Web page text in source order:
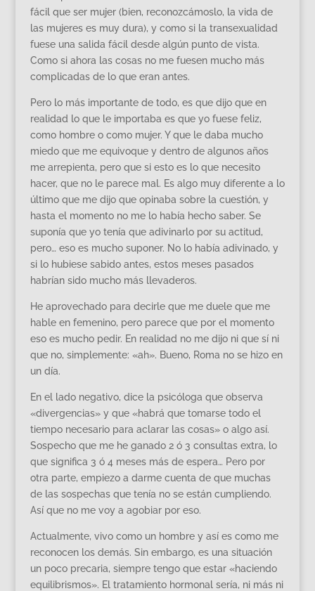
fácil que ser mujer (bien, reconozcámoslo, la vida de
las mujeres es muy dura), y como si la transexualidad
fuese una salida fácil desde algún punto de vista.
Como si ahora las cosas no me fuesen mucho más
complicadas de lo que eran antes.
Pero lo más importante de todo, es que dijo que en
realidad lo que le importaba es que yo fuese feliz,
como hombre o como mujer. Y que le daba mucho
miedo que me equivoque y dentro de algunos años
me arrepienta, pero que si esto es lo que necesito
hacer, que no le parece mal. Es algo muy diferente a lo
último que me dijo que opinaba sobre la cuestión, y
hasta el momento no me lo había hecho saber. Se
suponía que yo tenía que adivinarlo por su actitud,
pero… eso es mucho suponer. No lo había adivinado, y
si lo hubiese sabido antes, estos meses pasados
habrían sido mucho más llevaderos.
He aprovechado para decirle que me duele que me
hable en femenino, pero parece que por el momento
eso es mucho pedir. En realidad no me dijo ni que sí ni
que no, simplemente: «ah». Bueno, Roma no se hizo en
un día.
En el lado negativo, dice la psicóloga que observa
«divergencias» y que «habrá que tomarse todo el
tiempo necesario para aclarar las cosas» o algo así.
Sospecho que me he ganado 2 ó 3 consultas extra, lo
que significa 3 ó 4 meses más de espera… Pero por
otra parte, empiezo a darme cuenta de que muchas
de las sospechas que tenía no se están cumpliendo.
Así que no me voy a agobiar por eso.
Actualmente, vivo como un hombre y así es como me
reconocen los demás. Sin embargo, es una situación
un poco precaria, siempre tengo que estar «haciendo
equilibrismos». El tratamiento hormonal sería, ni más ni